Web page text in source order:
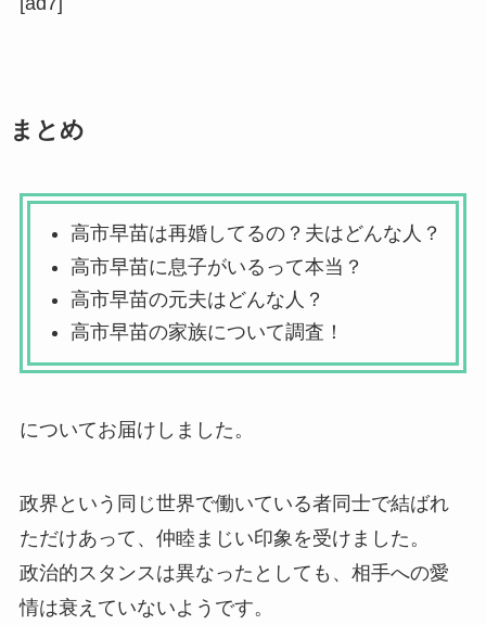
まとめ
高市早苗は再婚してるの？夫はどんな人？
高市早苗に息子がいるって本当？
高市早苗の元夫はどんな人？
高市早苗の家族について調査！
についてお届けしました。
政界という同じ世界で働いている者同士で結ばれ
ただけあって、仲睦まじい印象を受けました。
政治的スタンスは異なったとしても、相手への愛
情は衰えていないようです。